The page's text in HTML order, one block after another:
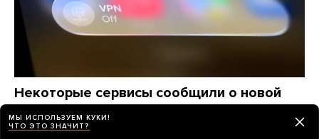
Некоторые сервисы сообщили о новой
волне блокировок VPN в России.
Ее называют одной из крупнейших
МЫ ИСПОЛЬЗУЕМ КУКИ!
ЧТО ЭТО ЗНАЧИТ?